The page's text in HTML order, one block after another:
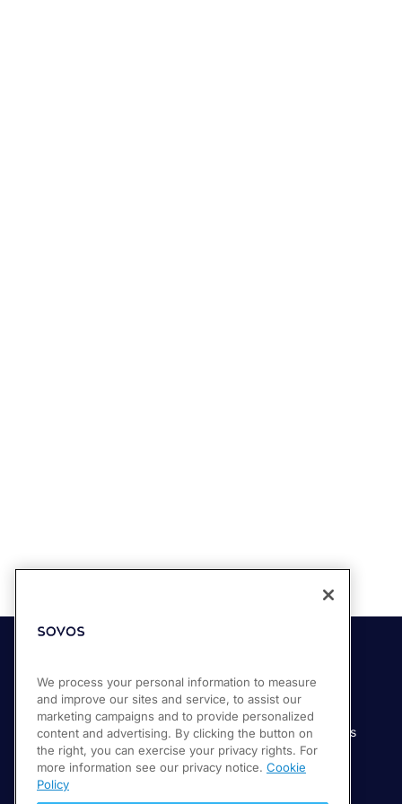
Soluciones
Compliance Cloud
Productos
Servicios
Industrias
Manufactura
Servicios financieros
Servicios digitales
We process your personal information to measure
and improve our sites and service, to assist our
marketing campaigns and to provide personalized
content and advertising. By clicking the button on
the right, you can exercise your privacy rights. For
more information see our privacy notice. Cookie
Policy